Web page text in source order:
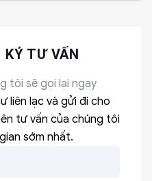
TƯ VẤN
tôi sẽ gọi lại ngay
liên lạc và gửi đi cho
tư vấn của chúng tôi
sớm nhất.